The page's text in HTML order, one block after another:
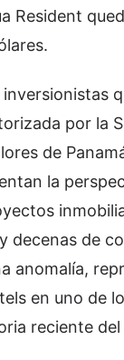
Resident
por la
de
la
de
anomalía,
en uno de
reciente